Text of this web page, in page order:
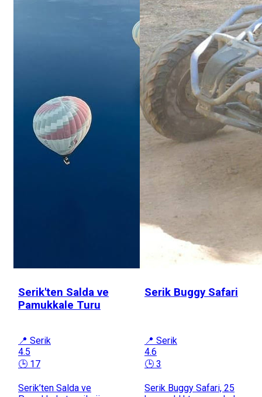
Serik'ten Salda ve
Pamukkale Turu
📍 Serik
4.5
🕒 17
Serik’ten Salda ve
Serik Buggy Safari
📍 Serik
4.6
🕒 3
Serik Buggy Safari, 25